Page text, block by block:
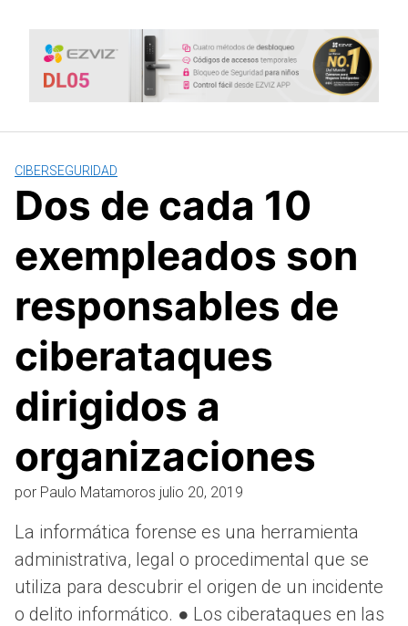
contenido
CIBERSEGURIDAD
Dos de cada 10
exempleados son
responsables de
ciberataques
dirigidos a
organizaciones
por Paulo Matamoros julio 20, 2019
La informática forense es una herramienta
administrativa, legal o procedimental que se
utiliza para descubrir el origen de un incidente
o delito informático. ● Los ciberataques en las